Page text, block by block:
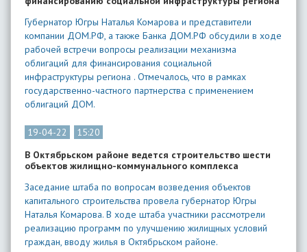
Губернатор Югры Наталья Комарова и представители
компании ДОМ.РФ, а также Банка ДОМ.РФ обсудили в ходе
рабочей встречи вопросы реализации механизма
облигаций для финансирования социальной
инфраструктуры региона . Отмечалось, что в рамках
государственно-частного партнерства с применением
облигаций ДОМ.
19-04-22
15:20
В Октябрьском районе ведется строительство шести
объектов жилищно-коммунального комплекса
Заседание штаба по вопросам возведения объектов
капитального строительства провела губернатор Югры
Наталья Комарова. В ходе штаба участники рассмотрели
реализацию программ по улучшению жилищных условий
граждан, вводу жилья в Октябрьском районе.